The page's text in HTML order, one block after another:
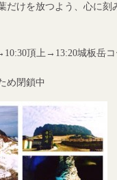
だけを放つよう、心に刻
頂上→13:20城板岳
め閉鎖中